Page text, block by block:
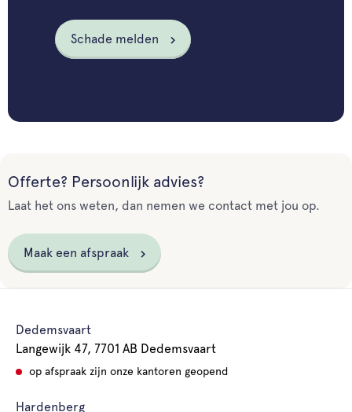
Schade melden
Offerte? Persoonlijk advies?
Laat het ons weten, dan nemen we contact met jou op.
Maak een afspraak
Dedemsvaart
Langewijk 47, 7701 AB Dedemsvaart
op afspraak zijn onze kantoren geopend
Hardenberg